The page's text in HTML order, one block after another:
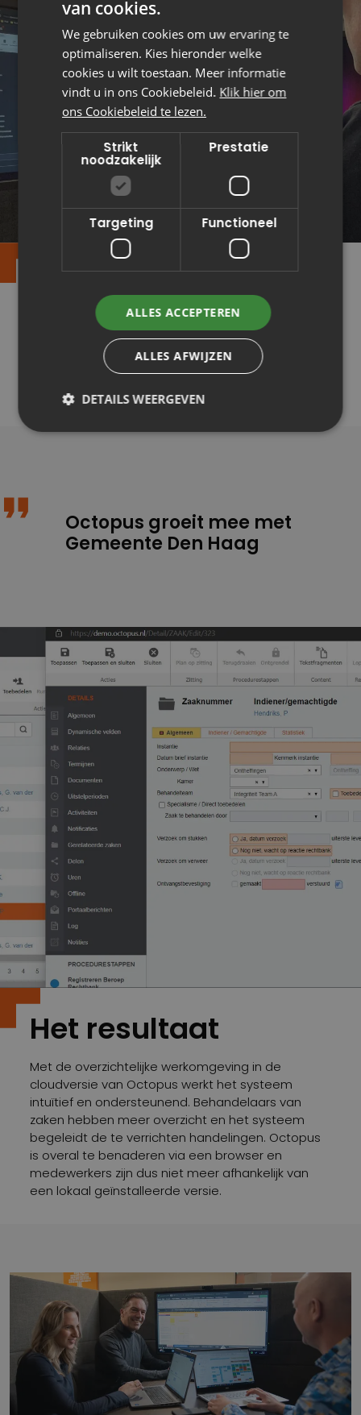
De oplossing
Naast de overgang naar Octopus Web zijn
koppelvlakken aangemaakt op basis van de
nieuwe ZGW-standaard (Zaakgericht Werken) en
zijn er nieuwe functionaliteiten ontwikkeld om de
werkprocessen te optimaliseren.
Octopus groeit mee met
Gemeente Den Haag
Het resultaat
Met de overzichtelijke werkomgeving in de
cloudversie van Octopus werkt het systeem
intuïtief en ondersteunend. Behandelaars van
zaken hebben meer overzicht en het systeem
begeleidt de te verrichten handelingen. Octopus
is overal te benaderen via een browser en
medewerkers zijn dus niet meer afhankelijk van
een lokaal geïnstalleerde versie.
van cookies.
We gebruiken cookies om uw ervaring te
optimaliseren. Kies hieronder welke
cookies u wilt toestaan. Meer informatie
vindt u in ons Cookiebeleid. Klik hier om
ons Cookiebeleid te lezen.
Strikt
noodzakelijk
Prestatie
Targeting Functioneel
ALLES ACCEPTEREN
ALLES AFWIJZEN
DETAILS WEERGEVEN